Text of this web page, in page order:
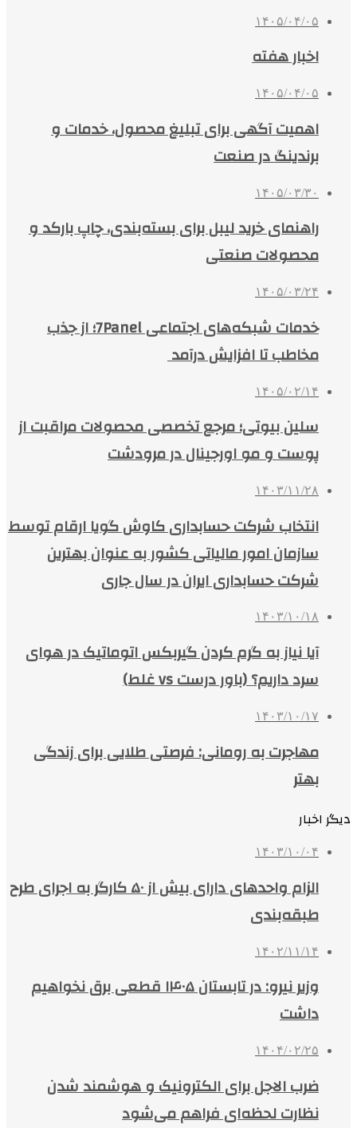
۱۴۰۵/۰۴/۰۵
اخبار هفته
۱۴۰۵/۰۴/۰۵
اهمیت آگهی برای تبلیغ محصول، خدمات و
برندینگ در صنعت
۱۴۰۵/۰۳/۳۰
راهنمای خرید لیبل برای بسته‌بندی، چاپ بارکد و
محصولات صنعتی
۱۴۰۵/۰۳/۲۴
خدمات شبکه‌های اجتماعی 7Panel؛ از جذب
مخاطب تا افزایش درآمد
۱۴۰۵/۰۲/۱۴
سلین بیوتی؛ مرجع تخصصی محصولات مراقبت از
پوست و مو اورجینال در مرودشت
۱۴۰۳/۱۱/۲۸
انتخاب شرکت حسابداری کاوش گویا ارقام توسط
سازمان امور مالیاتی کشور به عنوان بهترین
شرکت حسابداری ایران در سال جاری
۱۴۰۳/۱۰/۱۸
آیا نیاز به گرم کردن گیربکس اتوماتیک در هوای
سرد داریم؟ (باور درست vs غلط)
۱۴۰۳/۱۰/۱۷
مهاجرت به رومانی: فرصتی طلایی برای زندگی
بهتر
دیگر اخبار
۱۴۰۳/۱۰/۰۴
الزام واحدهای دارای بیش از ۵۰ کارگر به اجرای طرح
طبقه‌بندی
۱۴۰۲/۱۱/۱۴
وزیر نیرو: در تابستان ۱۴۰۵ قطعی برق نخواهیم
داشت
۱۴۰۴/۰۲/۲۵
ضرب الاجل برای الکترونیک و هوشمند شدن
نظارت لحظه‌ای فراهم می‌شود